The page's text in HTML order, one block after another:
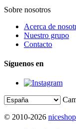
Sobre nosotros
Acerca de
Nuestro grupo
Contacto
Síguenos en
© 2010-2026